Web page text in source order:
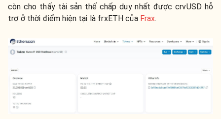
còn cho thấy tài sản thế chấp duy nhất được crvUSD hỗ
trợ ở thời điểm hiện tại là frxETH của Frax.